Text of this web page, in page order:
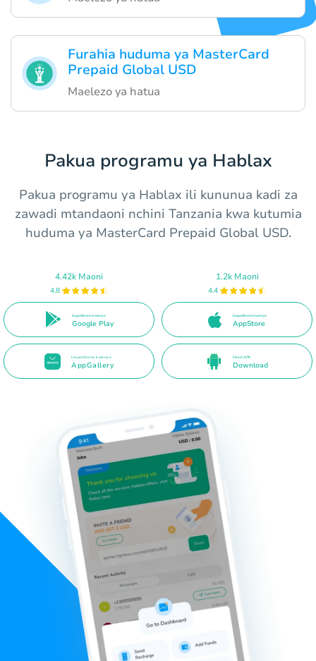
Furahia huduma ya MasterCard
Prepaid Global USD
Maelezo ya hatua
Pakua programu ya Hablax
Pakua programu ya Hablax ili kununua kadi za
zawadi mtandaoni nchini Tanzania kwa kutumia
huduma ya MasterCard Prepaid Global USD.
4.42k Maoni
4.8
Inapatikana kwenye
Google Play
1.2k Maoni
4.4
Inapatikana kwenye
AppStore
Inapatikana kwenye
AppGallery
Direct APK
Download